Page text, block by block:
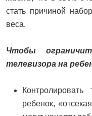
стать причиной
веса.
Чтобы
телевизора на
Контролировать
ребенок,